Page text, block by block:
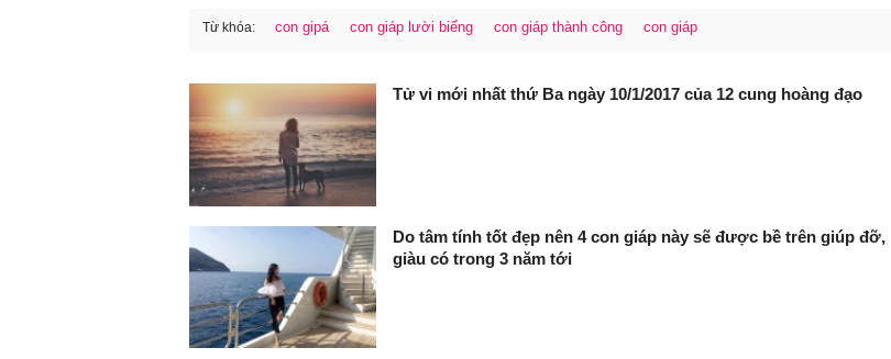
Từ khóa: con gipá con giáp lười biếng con giáp thành công con giáp
Tử vi mới nhất thứ Ba ngày 10/1/2017 của 12 cung hoàng đạo
Do tâm tính tốt đẹp nên 4 con giáp này sẽ được bề trên giúp đỡ,
giàu có trong 3 năm tới